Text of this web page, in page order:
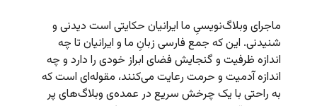
ماجرای وبلاگ‌نویسیِ ما ایرانیان حکایتی است دیدنی و
شنیدنی. این که جمع فارسی زبانِ ما و ایرانیان تا چه
اندازه ظرفیت و گنجایش فضای ابراز خودی را دارد و چه
اندازه آدمیت و حرمت رعایت می‌کنند، مقوله‌ای است که
به راحتی با یک چرخش سریع در عمده‌ی وبلاگ‌های پر